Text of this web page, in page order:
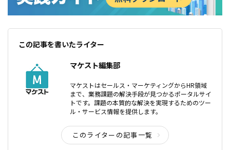
この記事を書いたライター
マケスト編集部
マケストはセールス・マーケティングからHR領域
まで、業務課題の解決手段が見つかるポータルサイ
トです。課題の本質的な解決を実現するためのツー
ル・サービス情報を提供します。
このライターの記事一覧